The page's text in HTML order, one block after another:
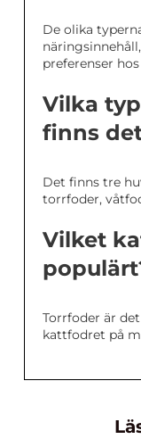
De olika
preferenser
Vilka
finns
Det finns tre
torrfoder,
Vilket
Torrfoder är
kattfodret på